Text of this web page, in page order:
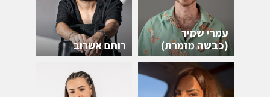
עמרי שמיר
(כבשה מזמרת)
רותם אשרוב